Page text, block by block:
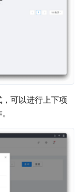
可以进行上下项